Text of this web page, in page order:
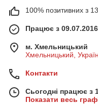
100% позитивних з
Працює з 09.07.2016
м. Хмельницький
Хмельницький,
Контакти
Сьогодні працює з
Показати весь